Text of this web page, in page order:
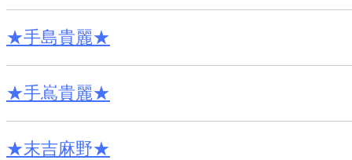
★手島貴麗★
★手嶌貴麗★
★末吉麻野★